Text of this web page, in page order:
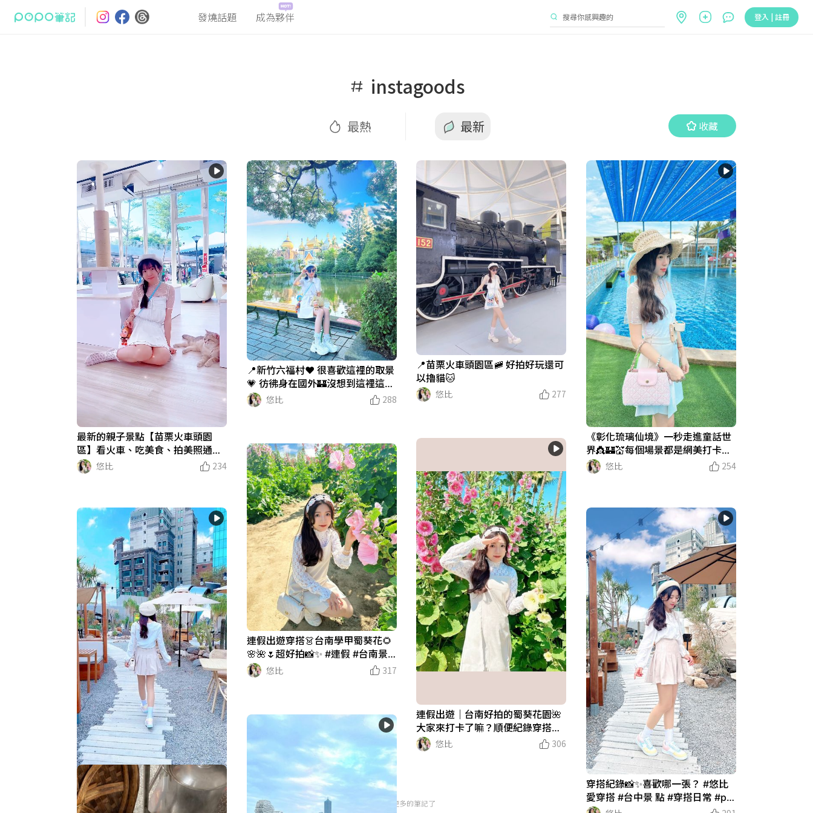
發燒話題 成為夥伴 登入 | 註冊
instagoods
最熱 最新 收藏
最熱 收藏
最新的親子景點【苗栗火車頭園
區】看火車、吃美食、拍美照通通
滿足😍😍重點還可以擼貓🐱跟貓玩
～
悠比 234
📍新竹六福村❤️ 很喜歡這裡的取景
💗 彷彿身在國外🏰沒想到這裡這麼
好拍👍🏻
悠比 288
📍苗栗火車頭園區🚞 好拍好玩還可
以擼貓🐱
悠比
277
《彰化琉璃仙境》一秒走進童話世
界👸🏰💒每個場景都是網美打卡點
📸 #夏日穿搭 #網美景點 #彰化 #琉
璃仙境
悠比 254
連假出遊｜台南好拍的蜀葵花園🌺
大家來打卡了嘛？順便紀錄穿搭★
超熱 #連假 #台南景點 #蜀葵花 #拍
照打卡 #花海
悠比 306
連假出遊穿搭👗台南學甲蜀葵花🌻
🌸🌺🌷超好拍📸✨ #連假 #台南景
點 #蜀葵花 #穿搭紀錄
悠比 317
連假出遊穿搭👗台中好拍的美景📸
✨穿搭影片紀錄❤️❤️ #台中景點 #p
ark2草悟廣場 #穿搭日常 #連假出
穿搭紀錄📸✨喜歡哪一張？ #悠比
愛穿搭 #台中景 點 #穿搭日常 #par
k2草悟廣場 #甜美風
沒有更多的筆記了